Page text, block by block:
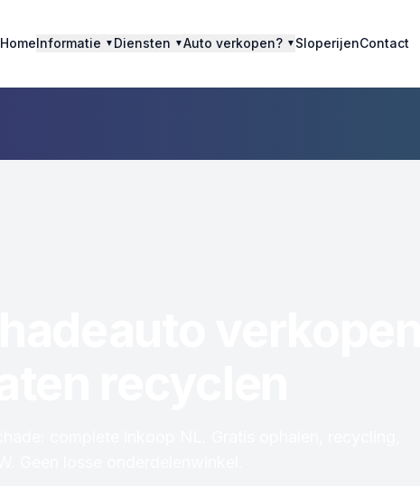
HomeInformatie ▼ Diensten ▼Auto verkopen? ▼ SloperijenContact